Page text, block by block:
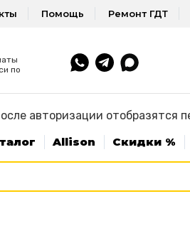
Помощь Ремонт ГДТ
по
авторизации отобразятся
Allison Скидки %